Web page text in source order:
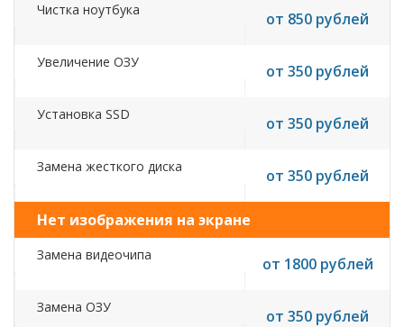
Чистка ноутбука от 850 рублей
Увеличение ОЗУ от 350 рублей
Установка SSD от 350 рублей
Замена жесткого диска от 350 рублей
Нет изображения на экране
Замена видеочипа от 1800 рублей
Замена ОЗУ от 350 рублей